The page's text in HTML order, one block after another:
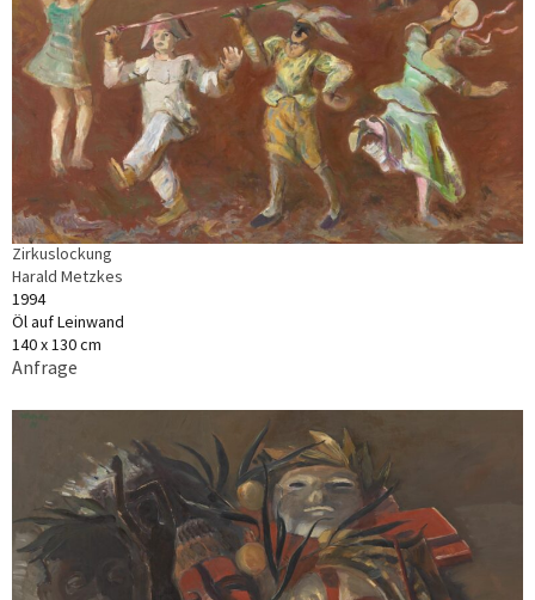
Zirkuslockung
Harald Metzkes
1994
Öl auf Leinwand
140 x 130 cm
Anfrage